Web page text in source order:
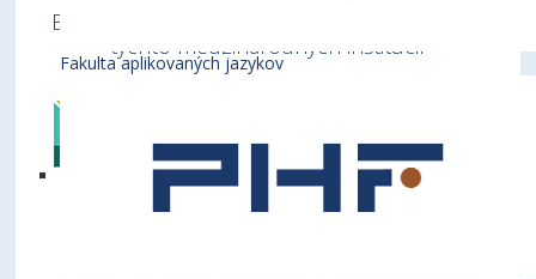
Fakulta aplikovaných jazykov
Ekonomická univerzita v Bratislave je členom
týchto medzinárodných inštitúcií